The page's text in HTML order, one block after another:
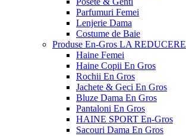
Parfumuri Femei
Lenjerie Dama
Costume de Baie
Produse En-Gros LA REDUCERE
Haine Femei
Haine Copii En Gros
Rochii En Gros
Jachete & Geci En Gros
Bluze Dama En Gros
Pantaloni En Gros
HAINE SPORT En-Gros
Sacouri Dama En Gros